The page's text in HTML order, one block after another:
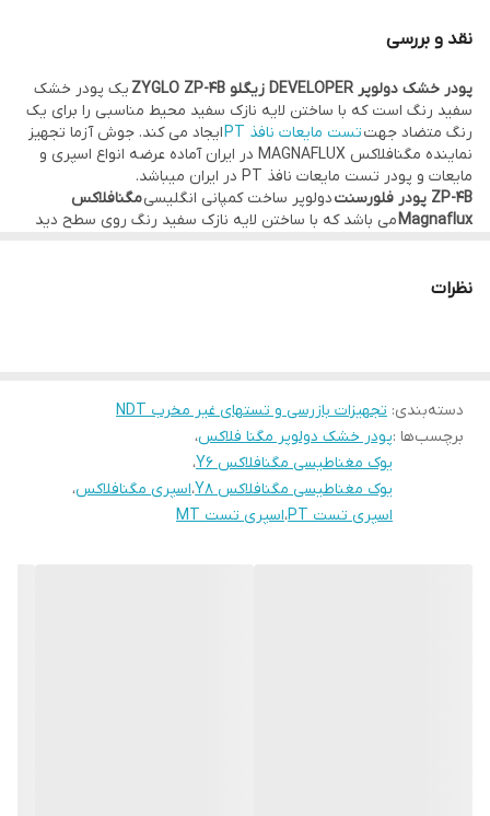
Magnaflux
می باشد که با ساختن لایه نازک سفید رنگ روی سطح دید
ناپیوستگی های مختلف را به خوبی نمایش می دهد.
استاندارد های پودر خشک دولوپر تست PT برند MAGNAFLUX ZP-4B:
• AECL
• AMS 2644
• AMS 2647
نقد و بررسی
پودر خشک دولوپر DEVELOPER زیگلو ZYGLO ZP-4B
یک پودر خشک
سفید رنگ است که با ساختن لایه نازک سفید محیط مناسبی را برای یک
رنگ متضاد جهتتست مایعات نافذ PT
ایجاد می کند. جوش آزما تجهیز
نماینده مگنافلاکس MAGNAFLUX در ایران آماده عرضه انواع اسپری و
مایعات و پودر تست مایعات نافذ PT در ایران میباشد.
ZP-4B پودر فلورسنت
دولوپر ساخت کمپانی انگلیسیمگنافلاکس
Magnafluxمی باشد که با ساختن لایه نازک سفید رنگ روی سطح دید
نظرات
دسته‌بندی: تجهیزات بازرسی و تستهای غیر مخرب NDT
برچسب‌ها :پودر خشک دولوپر مگنا فلاکس،
یوک مغناطیسی مگنافلاکس Y6
،
یوک مغناطیسی مگنافلاکس Y8
،اسپری مگنافلاکس،
اسپری تست PT
،اسپری تست MT